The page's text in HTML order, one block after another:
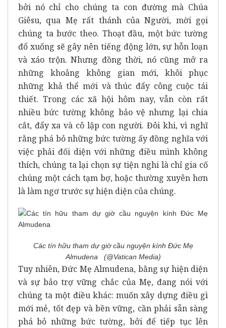
bởi nó chỉ cho chúng ta con đường mà Chúa
Giêsu, qua Mẹ rất thánh của Người, mời gọi
chúng ta bước theo. Thoạt đầu, một bức tường
đổ xuống sẽ gây nên tiếng động lớn, sự hỗn loạn
và xáo trộn. Nhưng đồng thời, nó cũng mở ra
những khoảng không gian mới, khôi phục
những khả thể mới và thúc đẩy công cuộc tái
thiết. Trong các xã hội hôm nay, vẫn còn rất
nhiều bức tường không bảo vệ nhưng lại chia
cắt, đẩy xa và cô lập con người. Đôi khi, vì nghĩ
rằng phá bỏ những bức tường ấy đồng nghĩa với
việc phải đối diện với những điều mình không
thích, chúng ta lại chọn sự tiện nghi là chỉ gia cố
chúng một cách tạm bợ, hoặc thường xuyên hơn
là làm ngơ trước sự hiện diện của chúng.
Các tín hữu tham dự giờ cầu nguyện kính Đức Mẹ
Almudena (@Vatican Media)
Tuy nhiên, Đức Mẹ Almudena, bằng sự hiện diện
và sự bảo trợ vững chắc của Mẹ, đang nói với
chúng ta một điều khác: muốn xây dựng điều gì
mới mẻ, tốt đẹp và bền vững, cần phải sẵn sàng
phá bỏ những bức tường, bởi để tiếp tục lên